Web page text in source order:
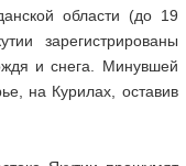
области (до 19
зарегистрированы
и снега. Минувшей
на Курилах, оставив